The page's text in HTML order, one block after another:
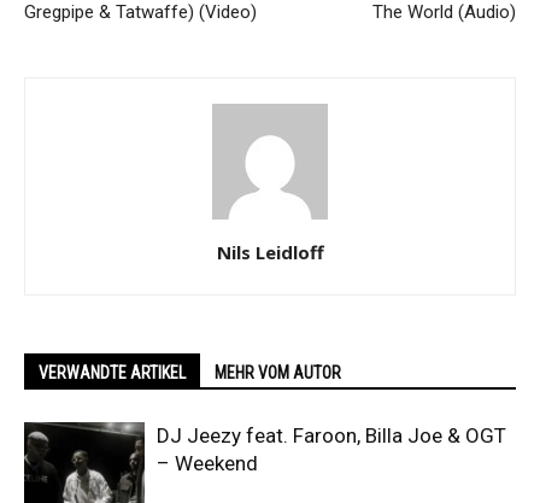
Gregpipe & Tatwaffe) (Video)
The World (Audio)
Nils Leidloff
VERWANDTE ARTIKEL MEHR VOM AUTOR
DJ Jeezy feat. Faroon, Billa Joe & OGT
– Weekend